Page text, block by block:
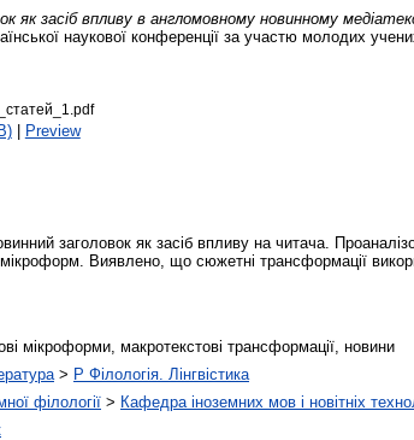
як засіб впливу в англомовному новинному
наукової конференції за участю молодих
| Preview
заголовок як засіб впливу на читача.
Виявлено, що сюжетні трансформації
мікроформи, макротекстові трансформації, новини
> P Філологія. Лінгвістика
філології > Кафедра іноземних мов і новітніх